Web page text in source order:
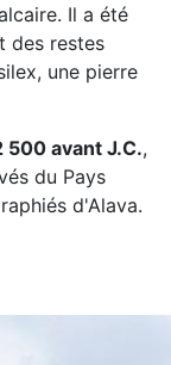
Il a été
des restes
une pierre
500 avant J.C.,
du Pays
d'Alava.